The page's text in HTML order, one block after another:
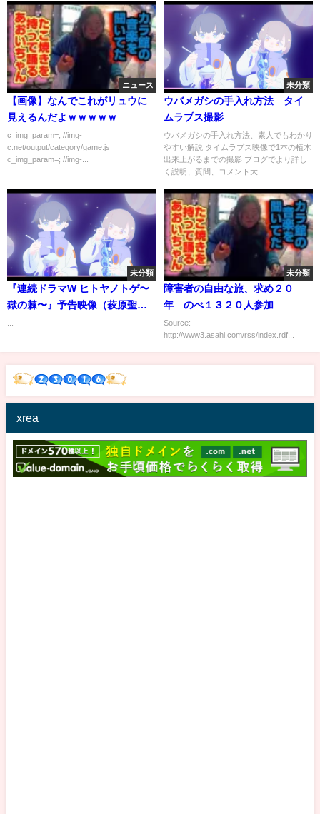
ニュース
【画像】なんでこれがリュウに
見えるんだよｗｗｗｗｗ
c_img_param=; //img-
c.net/output/category/game.js
c_img_param=; //img-...
未分類
ウバメガシの手入れ方法 タイ
ムラプス撮影
ウバメガシの手入れ方法、素人でもわかり
やすい解説 タイムラプス映像で1本の植木
出来上がるまでの撮影 ブログでより詳し
く説明、質問、コメント大...
未分類
『連続ドラマW ヒトヤノトゲ〜
獄の棘〜』予告映像（萩原聖人
...
未分類
障害者の自由な旅、求め２０
年 のべ１３２０人参加
Source:
http://www3.asahi.com/rss/index.rdf...
xrea